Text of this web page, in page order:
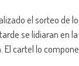
el sorteo de
se lidiaran en
cartel lo